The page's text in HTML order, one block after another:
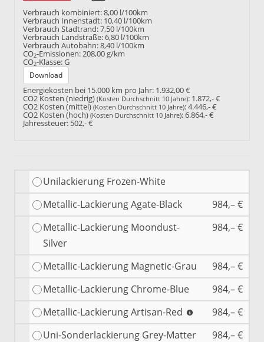
Verbrauch kombiniert:8,00 l/100km
Verbrauch Innenstadt: 10,40 l/100km
Verbrauch Stadtrand:7,50 l/100km
Verbrauch Landstraße:6,80 l/100km
Verbrauch Autobahn:8,40 l/100km
CO2-Emissionen:208,00 g/km
CO2-Klasse:G
Download
Energiekosten bei 15.000 km pro Jahr: 1.932,00 €
CO2 Kosten (niedrig) (Kosten Durchschnitt 10 Jahre): 1.872,- €
CO2 Kosten (mittel) (Kosten Durchschnitt 10 Jahre):4.446,- €
CO2 Kosten (hoch) (Kosten Durchschnitt 10 Jahre):6.864,- €
Jahressteuer: 502,- €
Unilackierung Frozen-White
Metallic-Lackierung Agate-Black
984,– €
Metallic-Lackierung Moondust-
Silver
984,– €
Metallic-Lackierung Magnetic-Grau
984,– €
Metallic-Lackierung Chrome-Blue
984,– €
Metallic-Lackierung Artisan-Red
984,– €
Uni-Sonderlackierung Grey-Matter
984,– €